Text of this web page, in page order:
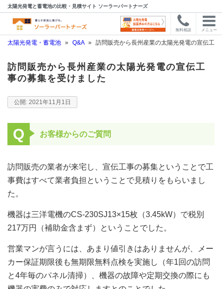
太陽光発電と蓄電池の比較・見積サイト ソーラーパートナーズ
無料相談 メニュー
太陽光発電・蓄電池 » Q&A » 訪問販売から長州産業の太陽光発電の宣伝工
訪問販売から長州産業の太陽光発電の宣伝工
事の募集を受けました
2021年11月1日
Q お客様からのご質問
訪問販売の業者が来宅し、宣伝工事の募集ということで工
事費はすべて業者負担ということで見積りをもらいまし
た。
機器は三洋電機のCS-230SJ13×15枚（3.45kW）で税別
217万円（補助金含まず）ということでした。
営業マンが言うには、あまり値引きはありませんが、メー
カー保証期限後も無期限無料点検を実施し（年1回の訪問
と4年毎のパネル清掃）、機器の故障や定期交換の際にも